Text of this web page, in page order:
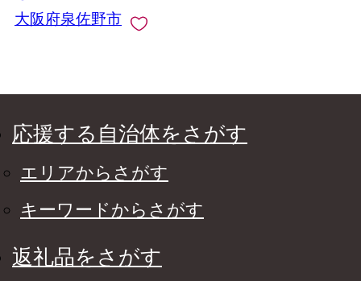
大阪府泉佐野市
応援する自治体をさがす
エリアからさがす
キーワードからさがす
返礼品をさがす